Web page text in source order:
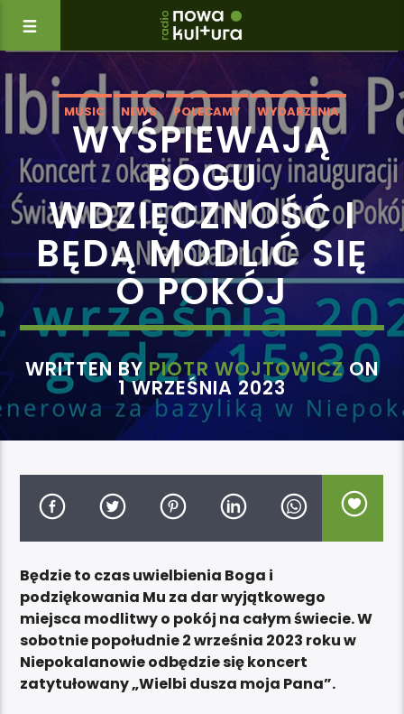
MUSIC NEWS POLECAMY WYDARZENIA
WYŚPIEWAJĄ
BOGU
WDZIĘCZNOŚĆ I
BĘDĄ MODLIĆ SIĘ
O POKÓJ
WRITTEN BYPIOTR WOJTOWICZON
1 WRZEŚNIA 2023
Będzie to czas uwielbienia Boga i
podziękowania Mu za dar wyjątkowego
miejsca modlitwy o pokój na całym świecie. W
sobotnie popołudnie 2 września 2023 roku w
Niepokalanowie odbędzie się koncert
zatytułowany „Wielbi dusza moja Pana”.